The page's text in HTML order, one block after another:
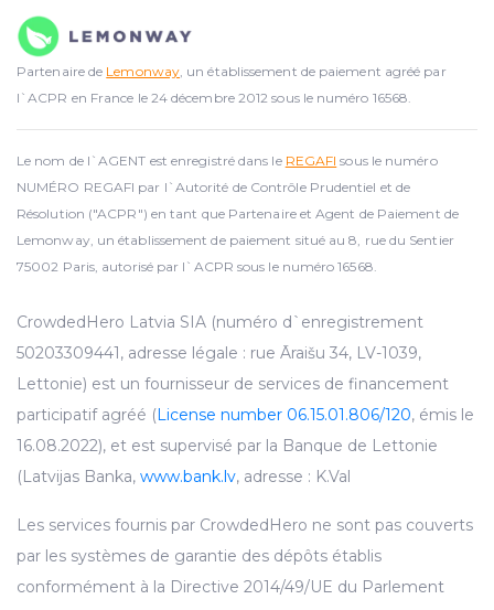
Partenaire de Lemonway, un établissement de paiement agréé par
l`ACPR en France le 24 décembre 2012 sous le numéro 16568.
Le nom de l`AGENT est enregistré dans le REGAFI sous le numéro
NUMÉRO REGAFI par l`Autorité de Contrôle Prudentiel et de
Résolution ("ACPR") en tant que Partenaire et Agent de Paiement de
Lemonway, un établissement de paiement situé au 8, rue du Sentier
75002 Paris, autorisé par l`ACPR sous le numéro 16568.
CrowdedHero Latvia SIA (numéro d`enregistrement
50203309441, adresse légale : rue Āraišu 34, LV-1039,
Lettonie) est un fournisseur de services de financement
participatif agréé (License number 06.15.01.806/120, émis le
16.08.2022), et est supervisé par la Banque de Lettonie
(Latvijas Banka, www.bank.lv, adresse : K.Val
Les services fournis par CrowdedHero ne sont pas couverts
par les systèmes de garantie des dépôts établis
conformément à la Directive 2014/49/UE du Parlement